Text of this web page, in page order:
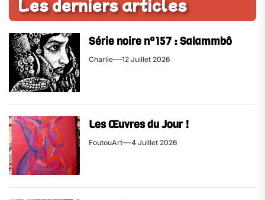
Les derniers articles
Série noire n°157 : Salammbô
Charlie 12 Juillet 2026
Les Œuvres du Jour !
FoutouArt 4 Juillet 2026